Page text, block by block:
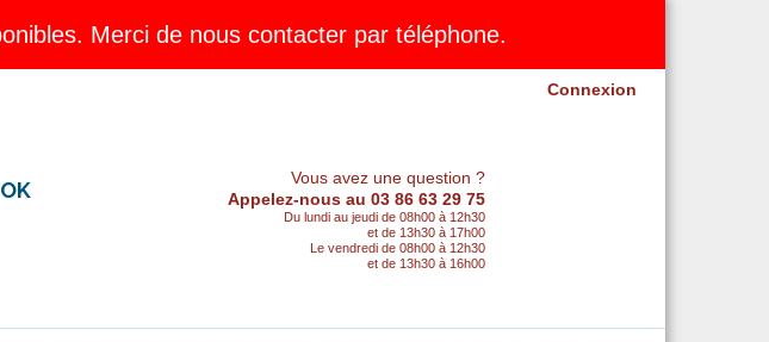
Merci de nous contacter par téléphone.
Connexion
OK
Vous avez une question ?
Appelez-nous au 03 86 63 29 75
Du lundi au jeudi de 08h00 à 12h30
et de 13h30 à 17h00
Le vendredi de 08h00 à 12h30
et de 13h30 à 16h00